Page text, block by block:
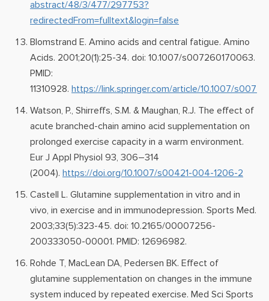
abstract/48/3/477/297753?
redirectedFrom=fulltext&login=false
Blomstrand E. Amino acids and central fatigue. Amino
Acids. 2001;20(1):25-34. doi: 10.1007/s007260170063.
PMID:
11310928. https://link.springer.com/article/10.1007/
Watson, P., Shirreffs, S.M. & Maughan, R.J. The effect of
acute branched-chain amino acid supplementation on
prolonged exercise capacity in a warm environment.
Eur J Appl Physiol 93, 306–314
(2004). https://doi.org/10.1007/s00421-004-1206-2
Castell L. Glutamine supplementation in vitro and in
vivo, in exercise and in immunodepression. Sports Med.
2003;33(5):323-45. doi: 10.2165/00007256-
200333050-00001. PMID: 12696982.
Rohde T, MacLean DA, Pedersen BK. Effect of
glutamine supplementation on changes in the immune
system induced by repeated exercise. Med Sci Sports